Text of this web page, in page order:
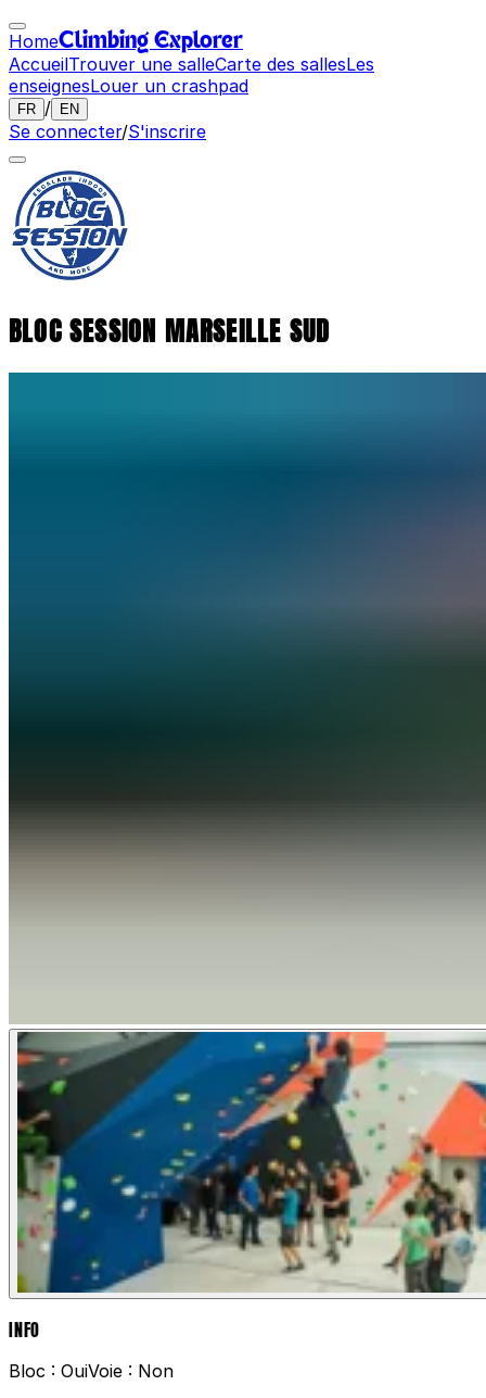
HomeClimbing Explorer
AccueilTrouver une salleCarte des sallesLes
enseignesLouer un crashpad
FR / EN
Se connecter/S'inscrire
BLOC SESSION MARSEILLE SUD
INFO
Bloc : OuiVoie : Non